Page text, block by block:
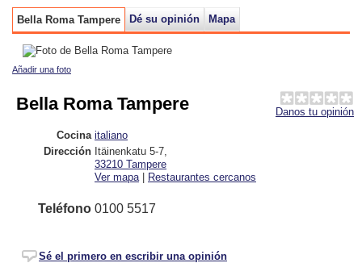
Bella Roma Tampere Dé su opinión Mapa
Añadir una foto
Danos tu opinión
Bella Roma Tampere
Cocina italiano
Dirección Itäinenkatu 5-7
33210 Tampere
Ver mapa | Restaurantes cercanos
Teléfono 0100 5517
Sé el primero en escribir una opinión